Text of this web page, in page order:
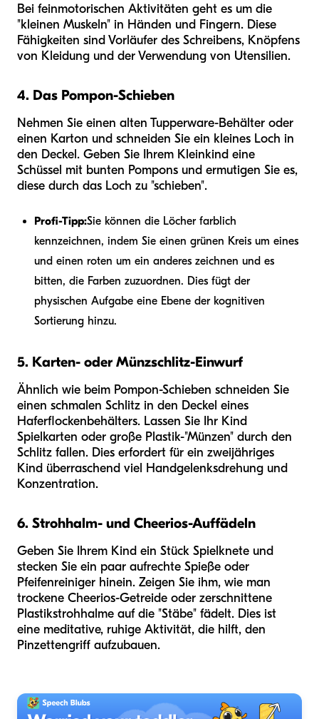
Bei feinmotorischen Aktivitäten geht es um die
"kleinen Muskeln" in Händen und Fingern. Diese
Fähigkeiten sind Vorläufer des Schreibens, Knöpfens
von Kleidung und der Verwendung von Utensilien.
4. Das Pompon-Schieben
Nehmen Sie einen alten Tupperware-Behälter oder
einen Karton und schneiden Sie ein kleines Loch in
den Deckel. Geben Sie Ihrem Kleinkind eine
Schüssel mit bunten Pompons und ermutigen Sie es,
diese durch das Loch zu "schieben".
Profi-Tipp:Sie können die Löcher farblich
kennzeichnen, indem Sie einen grünen Kreis um eines
und einen roten um ein anderes zeichnen und es
bitten, die Farben zuzuordnen. Dies fügt der
physischen Aufgabe eine Ebene der kognitiven
Sortierung hinzu.
5. Karten- oder Münzschlitz-Einwurf
Ähnlich wie beim Pompon-Schieben schneiden Sie
einen schmalen Schlitz in den Deckel eines
Haferflockenbehälters. Lassen Sie Ihr Kind
Spielkarten oder große Plastik-"Münzen" durch den
Schlitz fallen. Dies erfordert für ein zweijähriges
Kind überraschend viel Handgelenksdrehung und
Konzentration.
6. Strohhalm- und Cheerios-Auffädeln
Geben Sie Ihrem Kind ein Stück Spielknete und
stecken Sie ein paar aufrechte Spieße oder
Pfeifenreiniger hinein. Zeigen Sie ihm, wie man
trockene Cheerios-Getreide oder zerschnittene
Plastikstrohhalme auf die "Stäbe" fädelt. Dies ist
eine meditative, ruhige Aktivität, die hilft, den
Pinzettengriff aufzubauen.